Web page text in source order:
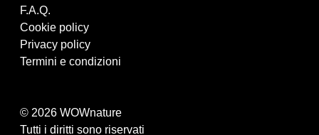
F.A.Q.
Cookie policy
Privacy policy
Termini e condizioni
© 2026 WOWnature
Tutti i diritti sono riservati